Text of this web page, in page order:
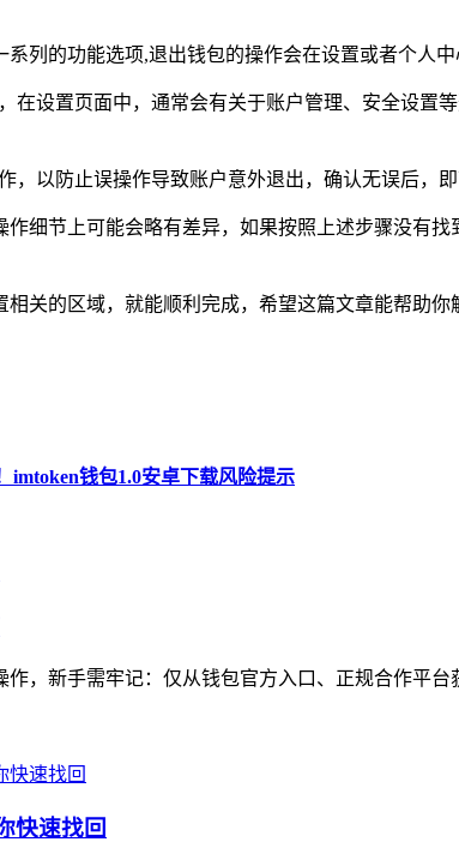
列的功能选项,退出钱包的操作会在设置或者个人中
在设置页面中，通常会有关于账户管理、安全设置
，以防止误操作导致账户意外退出，确认无误后，即
细节上可能会略有差异，如果按照上述步骤没有
关的区域，就能顺利完成，希望这篇文章能帮助
imtoken钱包1.0安卓下载风险提示
，新手需牢记：仅从钱包官方入口、正规合作平
快速找回